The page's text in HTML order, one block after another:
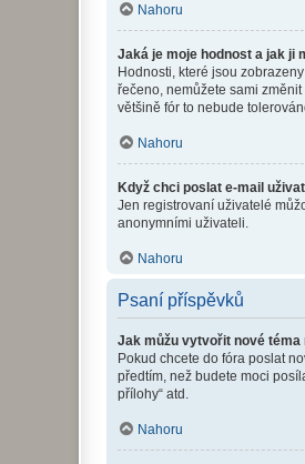
Nahoru
Jaká je moje hodnost a jak ji
Hodnosti, které jsou
řečeno, nemůžete sami
většině fór to nebude
Nahoru
Když chci poslat e-mail
Jen registrovaní uživatelé
anonymními uživateli.
Nahoru
Psaní příspěvků
Jak můžu vytvořit nové
Pokud chcete do fóra poslat
předtím, než budete moci
přílohy“ atd.
Nahoru